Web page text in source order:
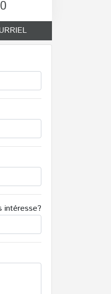
intéresse?